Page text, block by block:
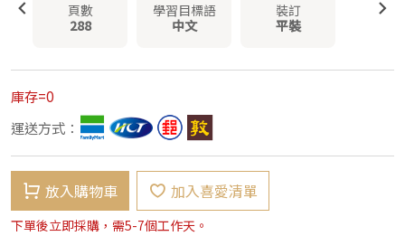
頁數
288
學習目標語
中文
裝訂
平裝
庫存=0
運送方式：
放入購物車 加入喜愛清單
下單後立即採購，需5-7個工作天。